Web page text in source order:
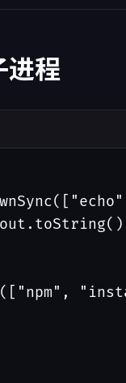
程